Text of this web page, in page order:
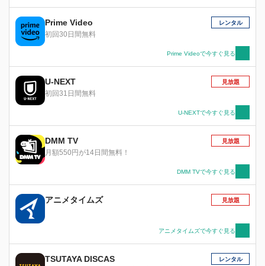
ッターを託された！
Prime Video
初回30日間無料
レンタル
Prime Videoで今すぐ見る
U-NEXT
初回31日間無料
見放題
U-NEXTで今すぐ見る
DMM TV
月額550円が14日間無料！
見放題
DMM TVで今すぐ見る
アニメタイムズ 見放題
アニメタイムズで今すぐ見る
TSUTAYA DISCAS レンタル